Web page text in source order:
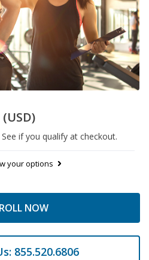
(USD)
See if you qualify at checkout.
your options
NOW
855.520.6806